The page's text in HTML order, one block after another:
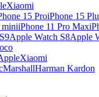
Xiaomi
15 ProiPhone 15
miniiPhone 11 Pro Max
Apple Watch S8Apple
Xiaomi
MarshallHarman Kardon